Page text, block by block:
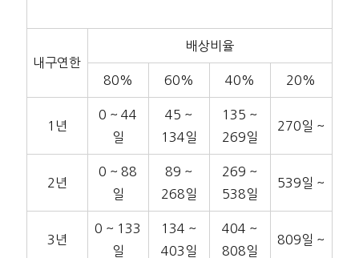
내구연한
배상비율
80% 60% 40% 20%
1년
0 ~ 44
일
45 ~
134일
135 ~
269일
270일 ~
2년
0 ~ 88
일
89 ~
268일
269 ~
538일
539일 ~
3년
0 ~ 133
일
134 ~
403일
404 ~
808일
809일 ~